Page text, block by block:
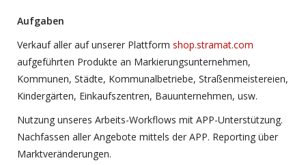
Aufgaben
Verkauf aller auf unserer Plattform shop.stramat.com
aufgeführten Produkte an Markierungsunternehmen,
Kommunen, Städte, Kommunalbetriebe, Straßenmeistereien,
Kindergärten, Einkaufszentren, Bauunternehmen, usw.
Nutzung unseres Arbeits-Workflows mit APP-Unterstützung.
Nachfassen aller Angebote mittels der APP. Reporting über
Marktveränderungen.